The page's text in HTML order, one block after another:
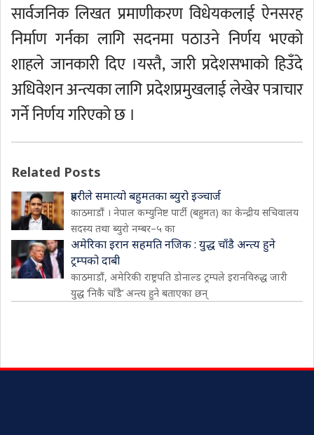
सार्वजनिक लिखत प्रमाणीकरण विधेयकलाई ऐनसरह
निर्माण गर्नका लागि सदनमा पठाउने निर्णय भएको
शाहले जानकारी दिए ।यस्तै, जारी प्रदेशसभाको हिउँदे
अधिवेशन अन्त्यका लागि प्रदेशप्रमुखलाई लेखेर पत्राचार
गर्ने निर्णय गरिएको छ ।
Related Posts
प्रहरीले समात्यो बहुमतका ब्युरो इञ्चार्ज
काठमाडौं । नेपाल कम्युनिष्ट पार्टी (बहुमत) का केन्द्रीय सचिवालय
सदस्य तथा ब्युरो नम्बर–५ का
अमेरिका इरान सहमति नजिक : युद्ध चाँडै अन्त्य हुने
ट्रम्पको दाबी
काठमाडौं, अमेरिकी राष्ट्रपति डोनाल्ड ट्रम्पले इरानविरुद्ध जारी
युद्ध ‘निकै चाँडै’ अन्त्य हुने बताएका छन्